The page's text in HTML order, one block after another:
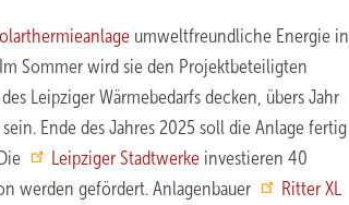
umweltfreundliche Energie in
Sommer wird sie den Projektbeteiligten
Leipziger Wärmebedarfs decken, übers Jahr
Ende des Jahres 2025 soll die Anlage fertig
Leipziger Stadtwerke investieren 40
werden gefördert. Anlagenbauer
Ritter XL